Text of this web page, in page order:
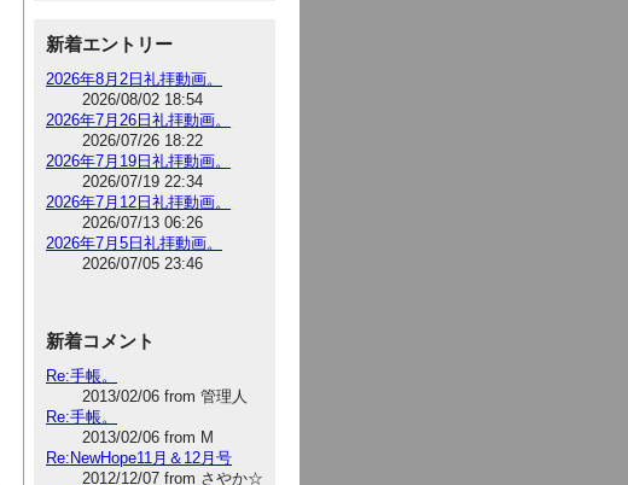
新着エントリー
2026年8月2日礼拝動画。
2026/08/02 18:54
2026年7月26日礼拝動画。
2026/07/26 18:22
2026年7月19日礼拝動画。
2026/07/19 22:34
2026年7月12日礼拝動画。
2026/07/13 06:26
2026年7月5日礼拝動画。
2026/07/05 23:46
新着コメント
Re:手帳。
2013/02/06 from 管理人
Re:手帳。
2013/02/06 from M
Re:NewHope11月＆12月号
2012/12/07 from さやか☆